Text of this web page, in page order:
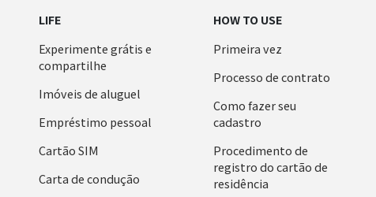
LIFE
Experimente grátis e
compartilhe
Imóveis de aluguel
Empréstimo pessoal
Cartão SIM
Carta de condução
HOW TO USE
Primeira vez
Processo de contrato
Como fazer seu
cadastro
Procedimento de
registro do cartão de
residência